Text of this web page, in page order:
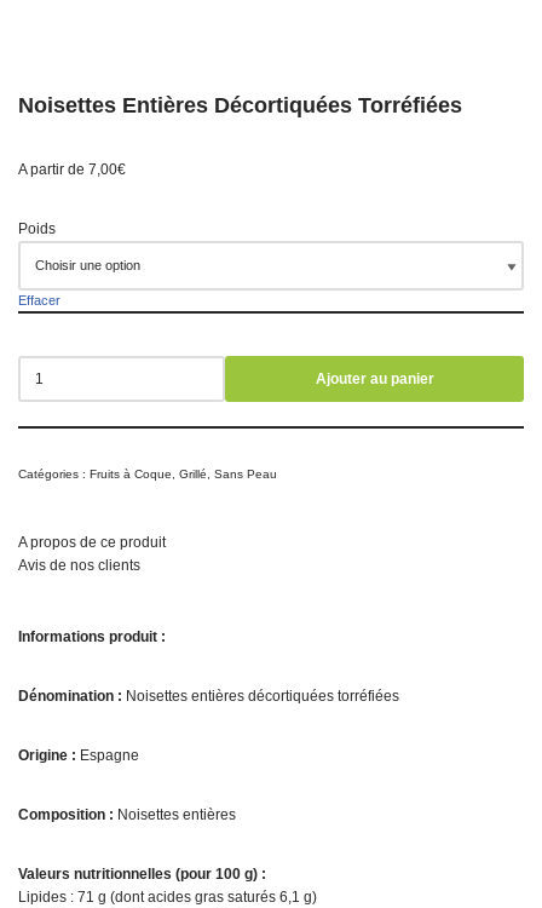
Noisettes Entières Décortiquées Torréfiées
A partir de 7,00€
Poids
Effacer
Ajouter au panier
Catégories : Fruits à Coque Grillé Sans Peau
A propos de ce produit
Avis de nos clients
Informations produit :
Dénomination : Noisettes entières décortiquées torréfiées
Origine : Espagne
Composition : Noisettes entières
Valeurs nutritionnelles (pour 100 g) :
Lipides : 71 g (dont acides gras saturés 6,1 g)